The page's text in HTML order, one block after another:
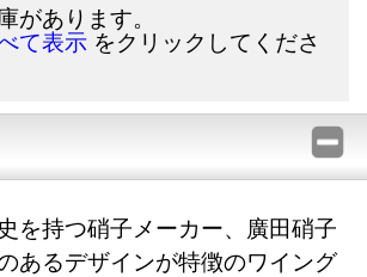
があります。
て表示 をクリックしてくださ
を持つ硝子メーカー、廣田硝子
あるデザインが特徴のワイング